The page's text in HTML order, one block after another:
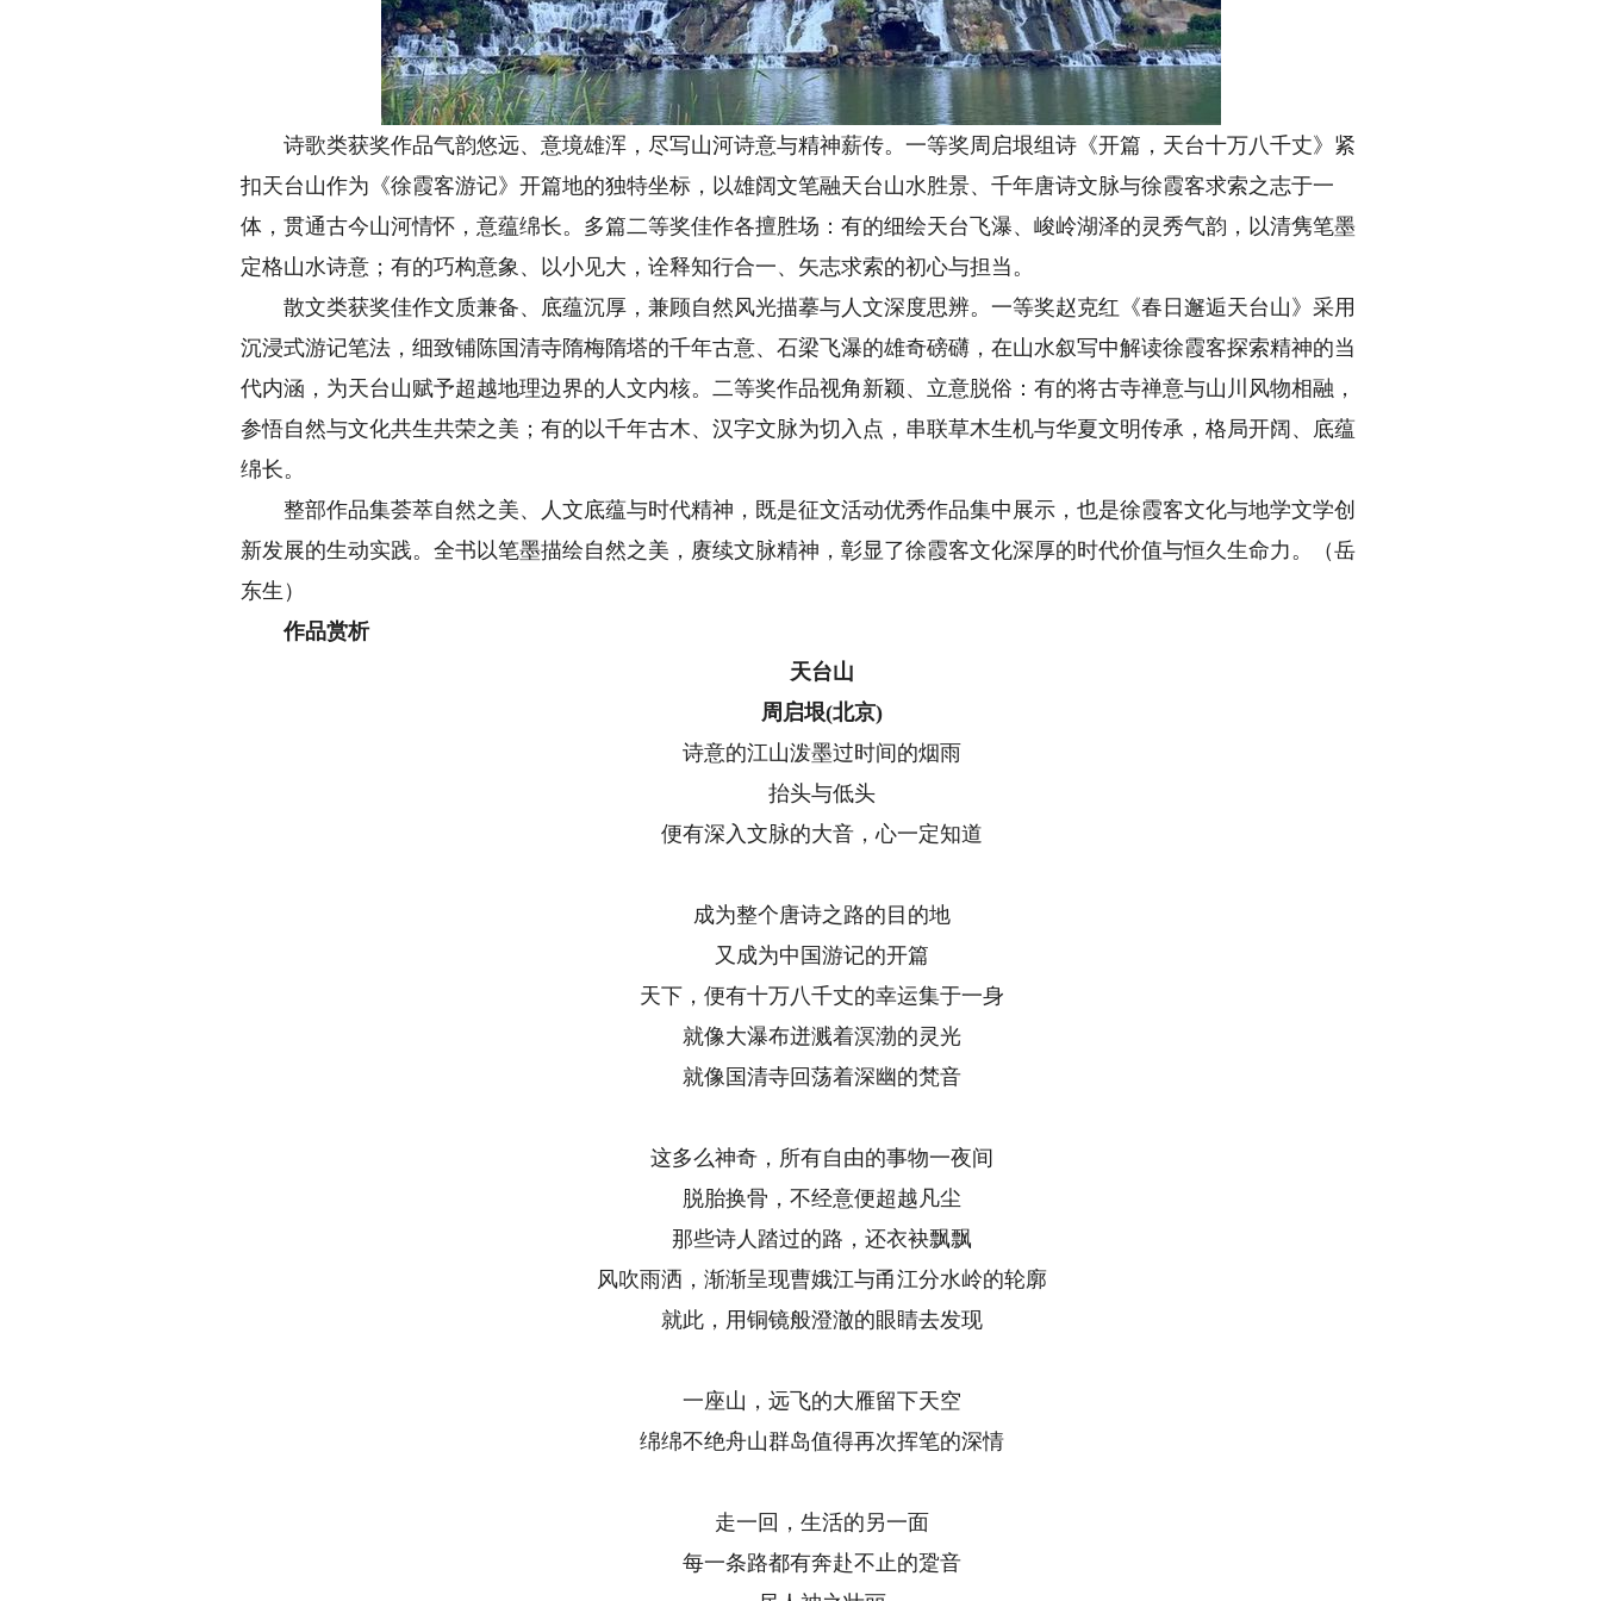
诗歌类获奖作品气韵悠远、意境雄浑，尽写山河诗意与精神薪传。一等奖周启垠组诗《开篇，天台十万八千丈》紧
扣天台山作为《徐霞客游记》开篇地的独特坐标，以雄阔文笔融天台山水胜景、千年唐诗文脉与徐霞客求索之志于一
体，贯通古今山河情怀，意蕴绵长。多篇二等奖佳作各擅胜场：有的细绘天台飞瀑、峻岭湖泽的灵秀气韵，以清隽笔墨
定格山水诗意；有的巧构意象、以小见大，诠释知行合一、矢志求索的初心与担当。
散文类获奖佳作文质兼备、底蕴沉厚，兼顾自然风光描摹与人文深度思辨。一等奖赵克红《春日邂逅天台山》采用
沉浸式游记笔法，细致铺陈国清寺隋梅隋塔的千年古意、石梁飞瀑的雄奇磅礴，在山水叙写中解读徐霞客探索精神的当
代内涵，为天台山赋予超越地理边界的人文内核。二等奖作品视角新颖、立意脱俗：有的将古寺禅意与山川风物相融，
参悟自然与文化共生共荣之美；有的以千年古木、汉字文脉为切入点，串联草木生机与华夏文明传承，格局开阔、底蕴
绵长。
整部作品集荟萃自然之美、人文底蕴与时代精神，既是征文活动优秀作品集中展示，也是徐霞客文化与地学文学创
新发展的生动实践。全书以笔墨描绘自然之美，赓续文脉精神，彰显了徐霞客文化深厚的时代价值与恒久生命力。（岳
东生）
作品赏析
天台山
周启垠(北京)
诗意的江山泼墨过时间的烟雨
抬头与低头
便有深入文脉的大音，心一定知道
成为整个唐诗之路的目的地
又成为中国游记的开篇
天下，便有十万八千丈的幸运集于一身
就像大瀑布迸溅着溟渤的灵光
就像国清寺回荡着深幽的梵音
这多么神奇，所有自由的事物一夜间
脱胎换骨，不经意便超越凡尘
那些诗人踏过的路，还衣袂飘飘
风吹雨洒，渐渐呈现曹娥江与甬江分水岭的轮廓
就此，用铜镜般澄澈的眼睛去发现
一座山，远飞的大雁留下天空
绵绵不绝舟山群岛值得再次挥笔的深情
走一回，生活的另一面
每一条路都有奔赴不止的跫音